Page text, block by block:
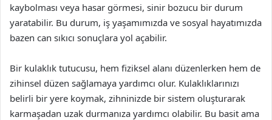
kaybolması veya hasar görmesi, sinir bozucu bir durum
yaratabilir. Bu durum, iş yaşamımızda ve sosyal hayatımızda
bazen can sıkıcı sonuçlara yol açabilir.
Bir kulaklık tutucusu, hem fiziksel alanı düzenlerken hem de
zihinsel düzen sağlamaya yardımcı olur. Kulaklıklarınızı
belirli bir yere koymak, zihninizde bir sistem oluşturarak
karmaşadan uzak durmanıza yardımcı olabilir. Bu basit ama